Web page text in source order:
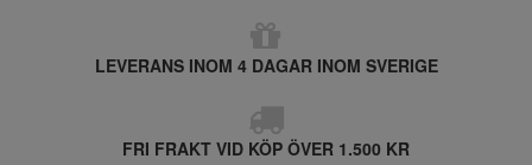
LEVERANS INOM 4 DAGAR INOM SVERIGE
FRI FRAKT VID KÖP ÖVER 1.500 KR